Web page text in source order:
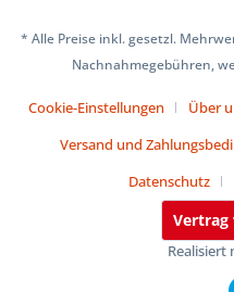
* Alle Preise inkl. gesetzl.
Nachnahmegebühren,
Cookie-Einstellungen Über
Versand und
Datenschutz
Realisiert